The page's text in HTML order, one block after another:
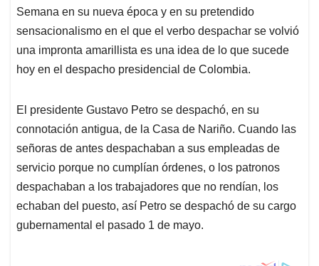
Semana en su nueva época y en su pretendido
sensacionalismo en el que el verbo despachar se volvió
una impronta amarillista es una idea de lo que sucede
hoy en el despacho presidencial de Colombia.
El presidente Gustavo Petro se despachó, en su
connotación antigua, de la Casa de Nariño. Cuando las
señoras de antes despachaban a sus empleadas de
servicio porque no cumplían órdenes, o los patronos
despachaban a los trabajadores que no rendían, los
echaban del puesto, así Petro se despachó de su cargo
gubernamental el pasado 1 de mayo.